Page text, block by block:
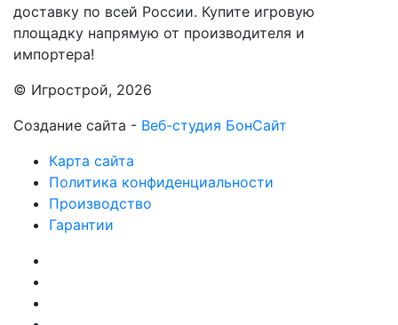
доставку по всей России. Купите игровую
площадку напрямую от производителя и
импортера!
© Игрострой, 2026
Создание сайта - Веб-студия БонСайт
Карта сайта
Политика конфиденциальности
Производство
Гарантии